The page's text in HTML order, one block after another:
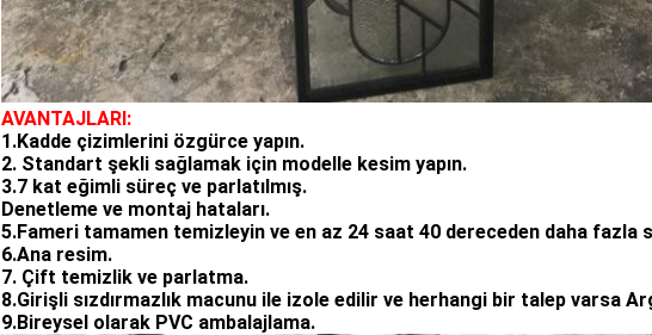
AVANTAJLARI:
1.Kadde çizimlerini özgürce yapın.
2. Standart şekli sağlamak için modelle kesim yapın.
3.7 kat eğimli süreç ve parlatılmış.
Denetleme ve montaj hataları.
5.Fameri tamamen temizleyin ve en az 24 saat 40 dereceden daha fazla
6.Ana resim.
7. Çift temizlik ve parlatma.
8.Girişli sızdırmazlık macunu ile izole edilir ve herhangi bir talep varsa
9.Bireysel olarak PVC ambalajlama.